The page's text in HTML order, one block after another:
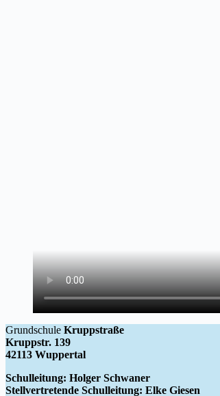
Grundschule Kruppstraße
Kruppstr. 139
42113 Wuppertal
Schulleitung: Holger Schwaner
Stellvertretende Schulleitung: Elke Giesen